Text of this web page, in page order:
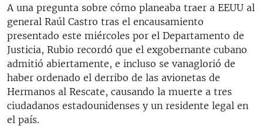
A una pregunta sobre cómo planeaba traer a EEUU al
general Raúl Castro tras el encausamiento
presentado este miércoles por el Departamento de
Justicia, Rubio recordó que el exgobernante cubano
admitió abiertamente, e incluso se vanaglorió de
haber ordenado el derribo de las avionetas de
Hermanos al Rescate, causando la muerte a tres
ciudadanos estadounidenses y un residente legal en
el país.